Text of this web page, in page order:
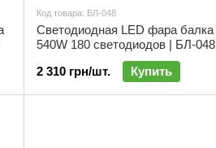
Код товара: БЛ-048
Светодиодная LED фара балка
540W 180 светодиодов | БЛ-048
2 310 грн/шт.
Купить